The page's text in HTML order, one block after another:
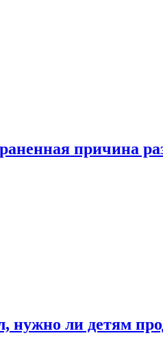
причина
нужно ли детям